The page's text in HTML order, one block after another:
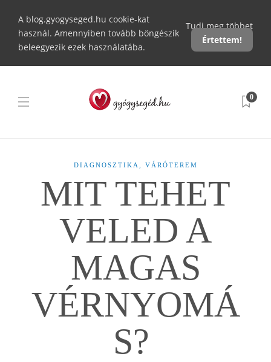
A blog.gyogyseged.hu cookie-kat
használ. Amennyiben tovább böngészik
beleegyezik ezek használatába.
Tudj meg többet
Értettem!
0
DIAGNOSZTIKA VÁRÓTEREM
MIT TEHET
VELED A
MAGAS
VÉRNYOMÁ
S?